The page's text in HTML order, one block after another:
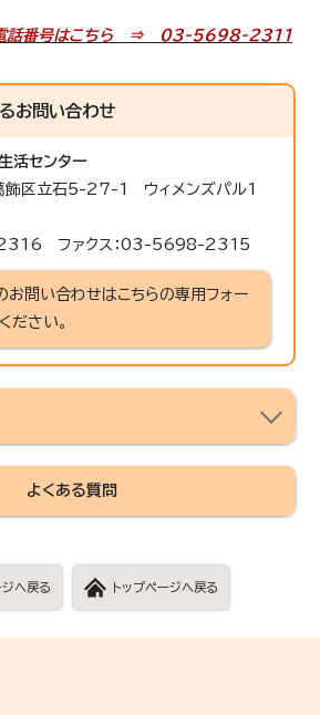
電話番号はこちら ⇒ 03-5698-2311
お問い合わせ
活センター
区立石5-27-1 ウィメンズパル1
ファクス：03-5698-2315
お問い合わせはこちらの専用フォー
ださい。
よくある質問
へ戻る トップページへ戻る